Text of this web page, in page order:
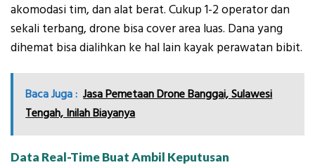
akomodasi tim, dan alat berat. Cukup 1-2 operator dan
sekali terbang, drone bisa cover area luas. Dana yang
dihemat bisa dialihkan ke hal lain kayak perawatan bibit.
Baca Juga : Jasa Pemetaan Drone Banggai, Sulawesi
Tengah, Inilah Biayanya
Data Real-Time Buat Ambil Keputusan